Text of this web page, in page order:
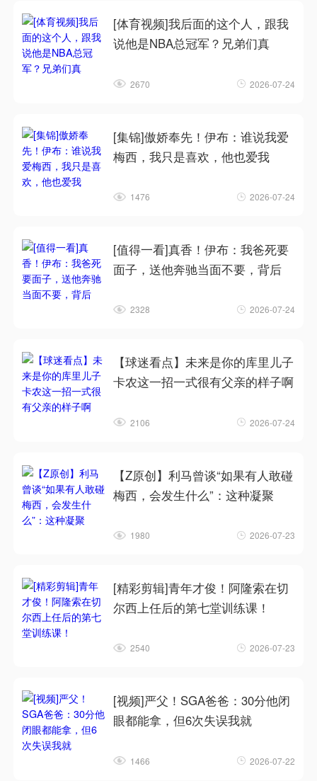
[体育视频]我后面的这个人，跟我
说他是NBA总冠军？兄弟们真
2670 2026-07-24
[集锦]傲娇奉先！伊布：谁说我爱
梅西，我只是喜欢，他也爱我
1476 2026-07-24
[值得一看]真香！伊布：我爸死要
面子，送他奔驰当面不要，背后
2328 2026-07-24
【球迷看点】未来是你的库里儿子
卡农这一招一式很有父亲的样子啊
2106 2026-07-24
【Z原创】利马曾谈“如果有人敢碰
梅西，会发生什么”：这种凝聚
1980 2026-07-23
[精彩剪辑]青年才俊！阿隆索在切
尔西上任后的第七堂训练课！
2540 2026-07-23
[视频]严父！SGA爸爸：30分他闭
眼都能拿，但6次失误我就
1466 2026-07-22